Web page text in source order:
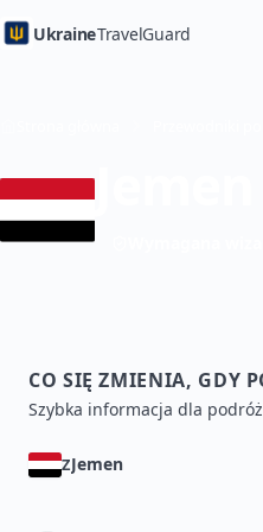
UkraineTravelGuard
CO SIĘ ZMIENIA, GDY
Szybka informacja dla
ZJemen